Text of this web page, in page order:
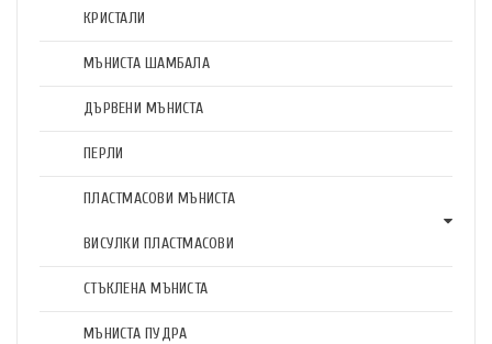
КРИСТАЛИ
МЪНИСТА ШАМБАЛА
ДЪРВЕНИ МЪНИСТА
ПЕРЛИ
ПЛАСТМАСОВИ МЪНИСТА
ВИСУЛКИ ПЛАСТМАСОВИ
СТЪКЛЕНА МЪНИСТА
МЪНИСТА ПУДРА